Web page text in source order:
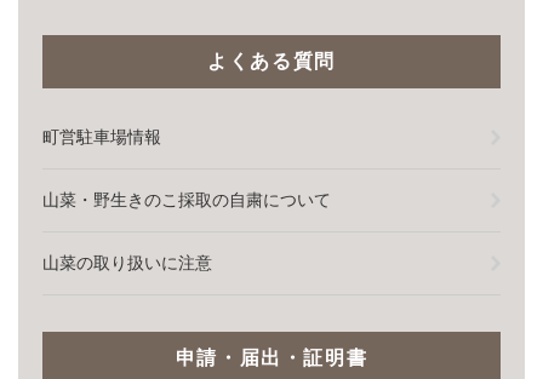
よくある質問
町営駐車場情報
山菜・野生きのこ採取の自粛について
山菜の取り扱いに注意
申請・届出・証明書